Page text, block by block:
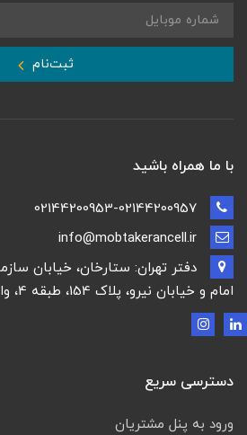
ثبت‌نام
با ما همراه باشید
دفتر تهران: ستارخان، خیابان
امام و خیابان نیرو، پلاک 154، طبقه 4، واحد 12
دسترسی سریع
ورود به پنل مشتریان